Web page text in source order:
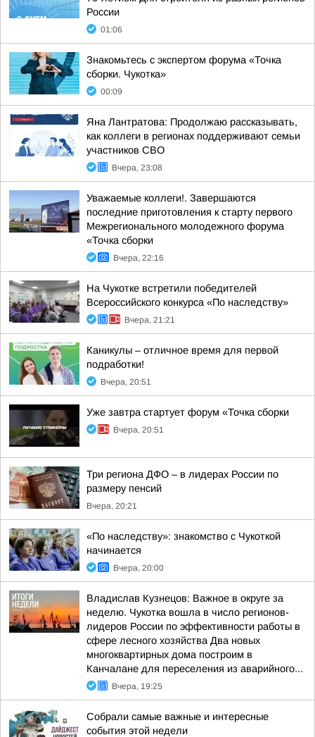
России
01:06
Знакомьтесь с экспертом форума «Точка
сборки. Чукотка»
00:09
Яна Лантратова: Продолжаю рассказывать,
как коллеги в регионах поддерживают семьи
участников СВО
Вчера, 23:08
Уважаемые коллеги!. Завершаются
последние приготовления к старту первого
Межрегионального молодежного форума
«Точка сборки
Вчера, 22:16
На Чукотке встретили победителей
Всероссийского конкурса «По наследству»
Вчера, 21:21
Каникулы – отличное время для первой
подработки!
Вчера, 20:51
Уже завтра стартует форум «Точка сборки
Вчера, 20:51
Три региона ДФО – в лидерах России по
размеру пенсий
Вчера, 20:21
«По наследству»: знакомство с Чукоткой
начинается
Вчера, 20:00
Владислав Кузнецов: Важное в округе за
неделю. Чукотка вошла в число регионов-
лидеров России по эффективности работы в
сфере лесного хозяйства Два новых
многоквартирных дома построим в
Канчалане для переселения из аварийного...
Вчера, 19:25
Собрали самые важные и интересные
события этой недели